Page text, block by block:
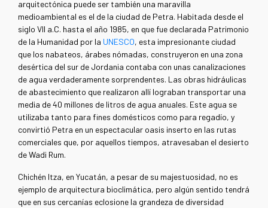
arquitectónica puede ser también una maravilla
medioambiental es el de la ciudad de Petra. Habitada desde el
siglo VII a.C. hasta el año 1985, en que fue declarada Patrimonio
de la Humanidad por la UNESCO, esta impresionante ciudad
que los nabateos, árabes nómadas, construyeron en una zona
desértica del sur de Jordania contaba con unas canalizaciones
de agua verdaderamente sorprendentes. Las obras hidráulicas
de abastecimiento que realizaron allí lograban transportar una
media de 40 millones de litros de agua anuales. Este agua se
utilizaba tanto para fines domésticos como para regadío, y
convirtió Petra en un espectacular oasis inserto en las rutas
comerciales que, por aquellos tiempos, atravesaban el desierto
de Wadi Rum.
Chichén Itza, en Yucatán, a pesar de su majestuosidad, no es
ejemplo de arquitectura bioclimática, pero algún sentido tendrá
que en sus cercanías eclosione la grandeza de diversidad